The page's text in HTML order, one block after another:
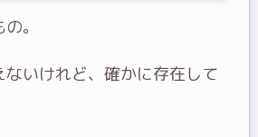
。
いけれど、確かに存在して